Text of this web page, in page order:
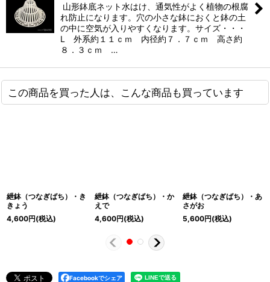
山形鉢底ネット水はけ、通気性がよく植物の根腐
れ防止になります。穴の小さな鉢におくと鉢の土
の中に空気が入りやすくなります。サイズ・・・
L 外系約１１ｃｍ 内径約７．７ｃｍ 高さ約
８．３ｃｍ …
この商品を買った人は、こんな商品も買っています
紲鉢（つなぎばち）・き
きょう
4,600円(税込)
紲鉢（つなぎばち）・か
えで
4,600円(税込)
紲鉢（つなぎばち）・あ
さがお
5,600円(税込)
Facebookでシェア